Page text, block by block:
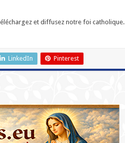
et diffusez notre foi catholique.
LinkedIn Pinterest